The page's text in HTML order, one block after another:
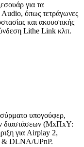
για τα
Audio, όπως τετράγωνες
και ακουστικής
Lithe Link κλπ.
υπογούφερ,
διαστάσεων (ΜxΠxΥ:
για Airplay 2,
& DLNA/UPnP.